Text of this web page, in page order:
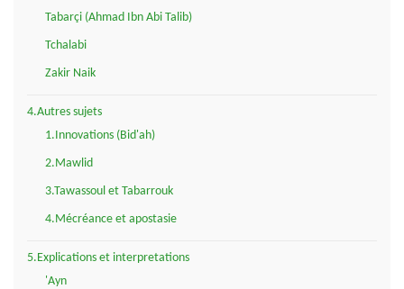
Tabarçi (Ahmad Ibn Abi Talib)
Tchalabi
Zakir Naik
4.Autres sujets
1.Innovations (Bid'ah)
2.Mawlid
3.Tawassoul et Tabarrouk
4.Mécréance et apostasie
5.Explications et interpretations
'Ayn